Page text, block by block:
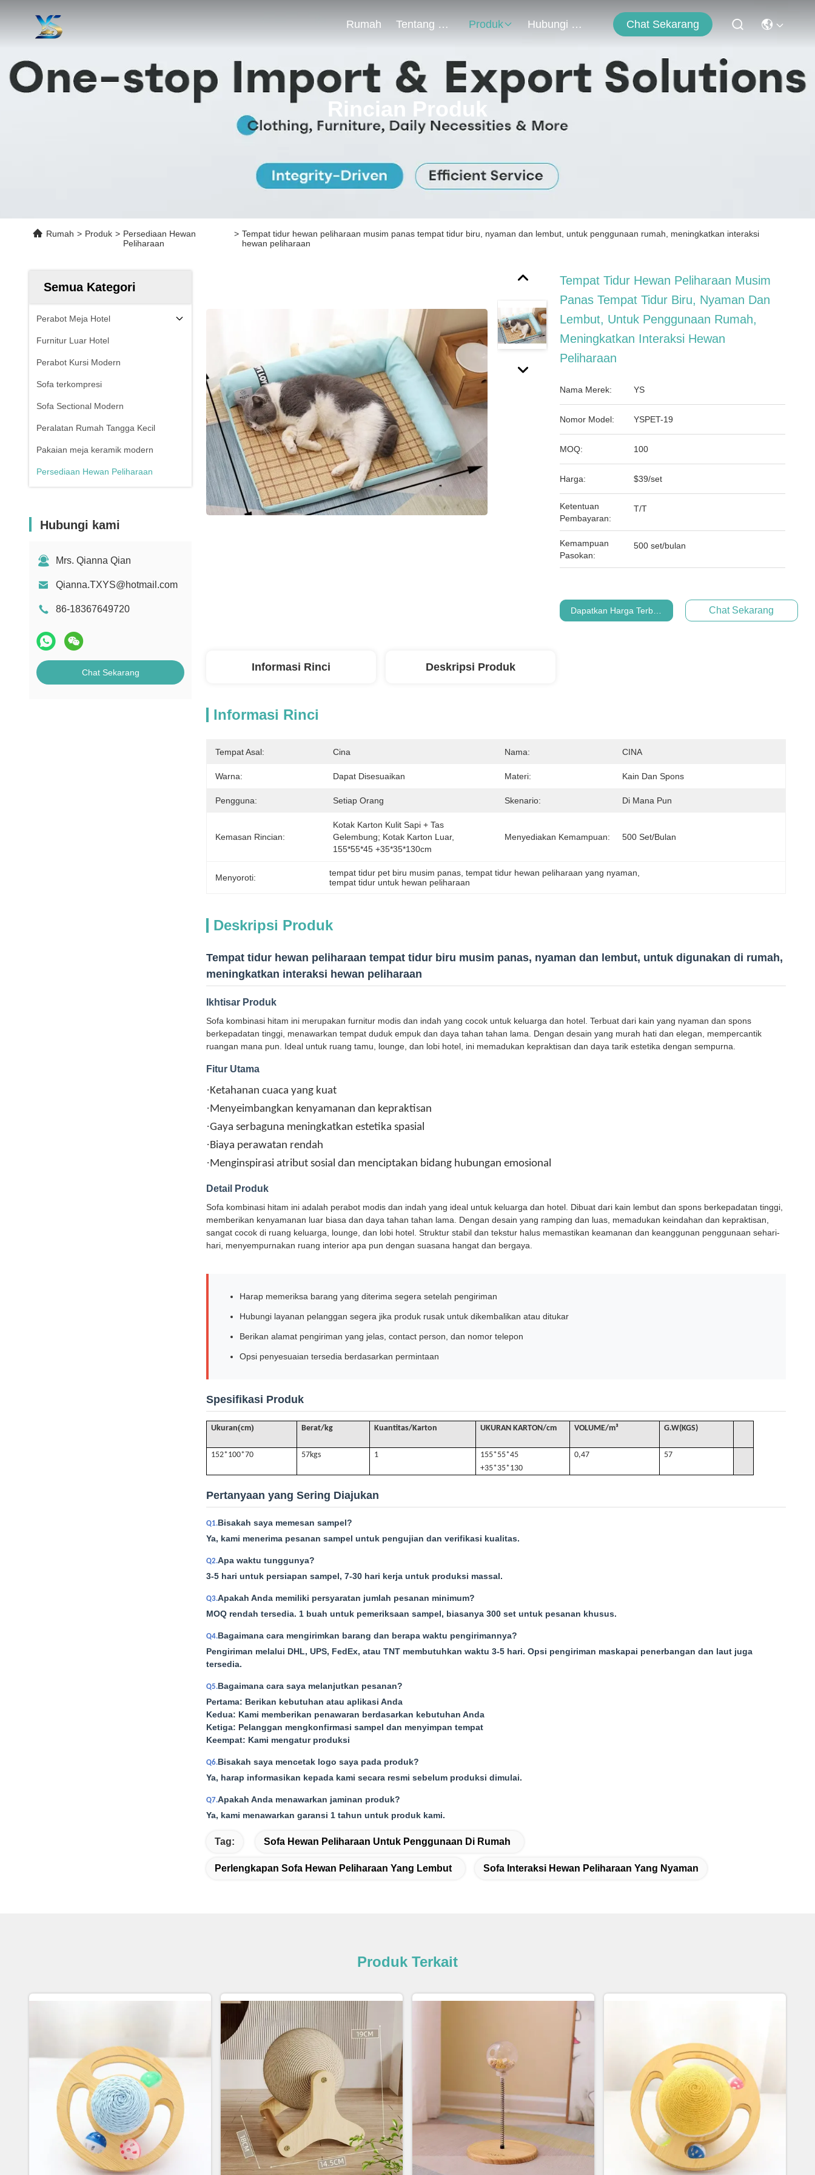
Rumah Tentang Kita Produk Hubungi Kami Chat Sekarang
Rincian Produk
Rumah > Produk > Persediaan Hewan
Peliharaan
> Tempat tidur hewan peliharaan musim panas tempat tidur biru, nyaman dan lembut, untuk penggunaan rumah, meningkatkan interaksi
hewan peliharaan
Semua Kategori
Perabot Meja Hotel
Furnitur Luar Hotel
Perabot Kursi Modern
Sofa terkompresi
Sofa Sectional Modern
Peralatan Rumah Tangga Kecil
Pakaian meja keramik modern
Persediaan Hewan Peliharaan
Hubungi kami
Mrs. Qianna Qian
Qianna.TXYS@hotmail.com
86-18367649720
Chat Sekarang
Tempat Tidur Hewan Peliharaan Musim
Panas Tempat Tidur Biru, Nyaman Dan
Lembut, Untuk Penggunaan Rumah,
Meningkatkan Interaksi Hewan
Peliharaan
Nama Merek: YS
Nomor Model: YSPET-19
MOQ: 100
Harga: $39/set
Ketentuan
Pembayaran:
T/T
Kemampuan
Pasokan:
500 set/bulan
Dapatkan Harga Terbaik Chat Sekarang
Informasi Rinci Deskripsi Produk
Informasi Rinci
Tempat Asal: Cina Nama: CINA
Warna: Dapat Disesuaikan Materi: Kain Dan Spons
Pengguna: Setiap Orang Skenario: Di Mana Pun
Kemasan Rincian:
Kotak Karton Kulit Sapi + Tas
Gelembung; Kotak Karton Luar,
155*55*45 +35*35*130cm
Menyediakan Kemampuan: 500 Set/bulan
Menyoroti: tempat tidur pet biru musim panas , tempat tidur hewan peliharaan yang nyaman
tempat tidur untuk hewan peliharaan
Deskripsi Produk
Tempat tidur hewan peliharaan tempat tidur biru musim panas, nyaman dan lembut, untuk digunakan di rumah,
meningkatkan interaksi hewan peliharaan
Ikhtisar Produk
Sofa kombinasi hitam ini merupakan furnitur modis dan indah yang cocok untuk keluarga dan hotel. Terbuat dari kain yang nyaman dan spons
berkepadatan tinggi, menawarkan tempat duduk empuk dan daya tahan tahan lama. Dengan desain yang murah hati dan elegan, mempercantik
ruangan mana pun. Ideal untuk ruang tamu, lounge, dan lobi hotel, ini memadukan kepraktisan dan daya tarik estetika dengan sempurna.
Fitur Utama
·Ketahanan cuaca yang kuat
·Menyeimbangkan kenyamanan dan kepraktisan
·Gaya serbaguna meningkatkan estetika spasial
·Biaya perawatan rendah
·Menginspirasi atribut sosial dan menciptakan bidang hubungan emosional
Detail Produk
Sofa kombinasi hitam ini adalah perabot modis dan indah yang ideal untuk keluarga dan hotel. Dibuat dari kain lembut dan spons berkepadatan tinggi,
memberikan kenyamanan luar biasa dan daya tahan tahan lama. Dengan desain yang ramping dan luas, memadukan keindahan dan kepraktisan,
sangat cocok di ruang keluarga, lounge, dan lobi hotel. Struktur stabil dan tekstur halus memastikan keamanan dan keanggunan penggunaan sehari-
hari, menyempurnakan ruang interior apa pun dengan suasana hangat dan bergaya.
Harap memeriksa barang yang diterima segera setelah pengiriman
Hubungi layanan pelanggan segera jika produk rusak untuk dikembalikan atau ditukar
Berikan alamat pengiriman yang jelas, contact person, dan nomor telepon
Opsi penyesuaian tersedia berdasarkan permintaan
Spesifikasi Produk
Ukuran(cm) Berat/kg Kuantitas/Karton UKURAN KARTON/cm VOLUME/m³ G.W(KGS)
152*100*70 57kgs 1
155*55*45
+35*35*130
0,47 57
Pertanyaan yang Sering Diajukan
Q1.Bisakah saya memesan sampel?
Ya, kami menerima pesanan sampel untuk pengujian dan verifikasi kualitas.
Q2.Apa waktu tunggunya?
3-5 hari untuk persiapan sampel, 7-30 hari kerja untuk produksi massal.
Q3.Apakah Anda memiliki persyaratan jumlah pesanan minimum?
MOQ rendah tersedia. 1 buah untuk pemeriksaan sampel, biasanya 300 set untuk pesanan khusus.
Q4.Bagaimana cara mengirimkan barang dan berapa waktu pengirimannya?
Pengiriman melalui DHL, UPS, FedEx, atau TNT membutuhkan waktu 3-5 hari. Opsi pengiriman maskapai penerbangan dan laut juga
tersedia.
Q5.Bagaimana cara saya melanjutkan pesanan?
Pertama: Berikan kebutuhan atau aplikasi Anda
Kedua: Kami memberikan penawaran berdasarkan kebutuhan Anda
Ketiga: Pelanggan mengkonfirmasi sampel dan menyimpan tempat
Keempat: Kami mengatur produksi
Q6.Bisakah saya mencetak logo saya pada produk?
Ya, harap informasikan kepada kami secara resmi sebelum produksi dimulai.
Q7.Apakah Anda menawarkan jaminan produk?
Ya, kami menawarkan garansi 1 tahun untuk produk kami.
Tag: Sofa Hewan Peliharaan Untuk Penggunaan Di Rumah
Perlengkapan Sofa Hewan Peliharaan Yang Lembut Sofa Interaksi Hewan Peliharaan Yang Nyaman
Produk Terkait